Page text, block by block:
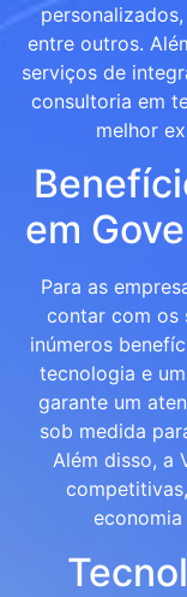
entre outros.
serviços de
consultoria em
melhor
em
Para as
contar com os
inúmeros
tecnologia e
garante um
sob medida
Além disso, a
economia